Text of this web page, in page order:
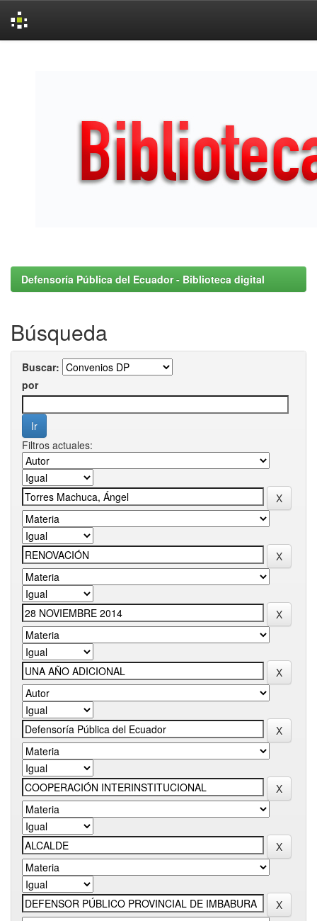
Defensoría Pública del Ecuador - Biblioteca digital
Búsqueda
Buscar:
por
Filtros actuales: